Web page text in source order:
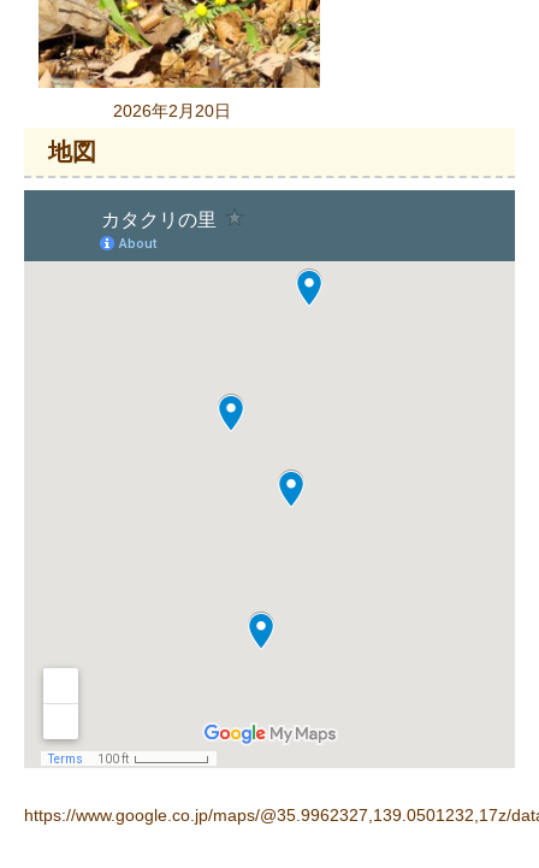
2026年2月20日
地図
https://www.google.co.jp/maps/@35.9962327,139.0501232,17z/